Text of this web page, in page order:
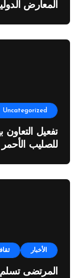
المعارض
Uncategorized
تفعيل التعاون
للصليب الأحمر
الأخبار
المرتضى